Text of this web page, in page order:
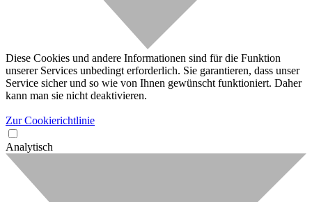
Diese Cookies und andere Informationen sind für die Funktion
unserer Services unbedingt erforderlich. Sie garantieren, dass unser
Service sicher und so wie von Ihnen gewünscht funktioniert. Daher
kann man sie nicht deaktivieren.
Zur Cookierichtlinie
Analytisch